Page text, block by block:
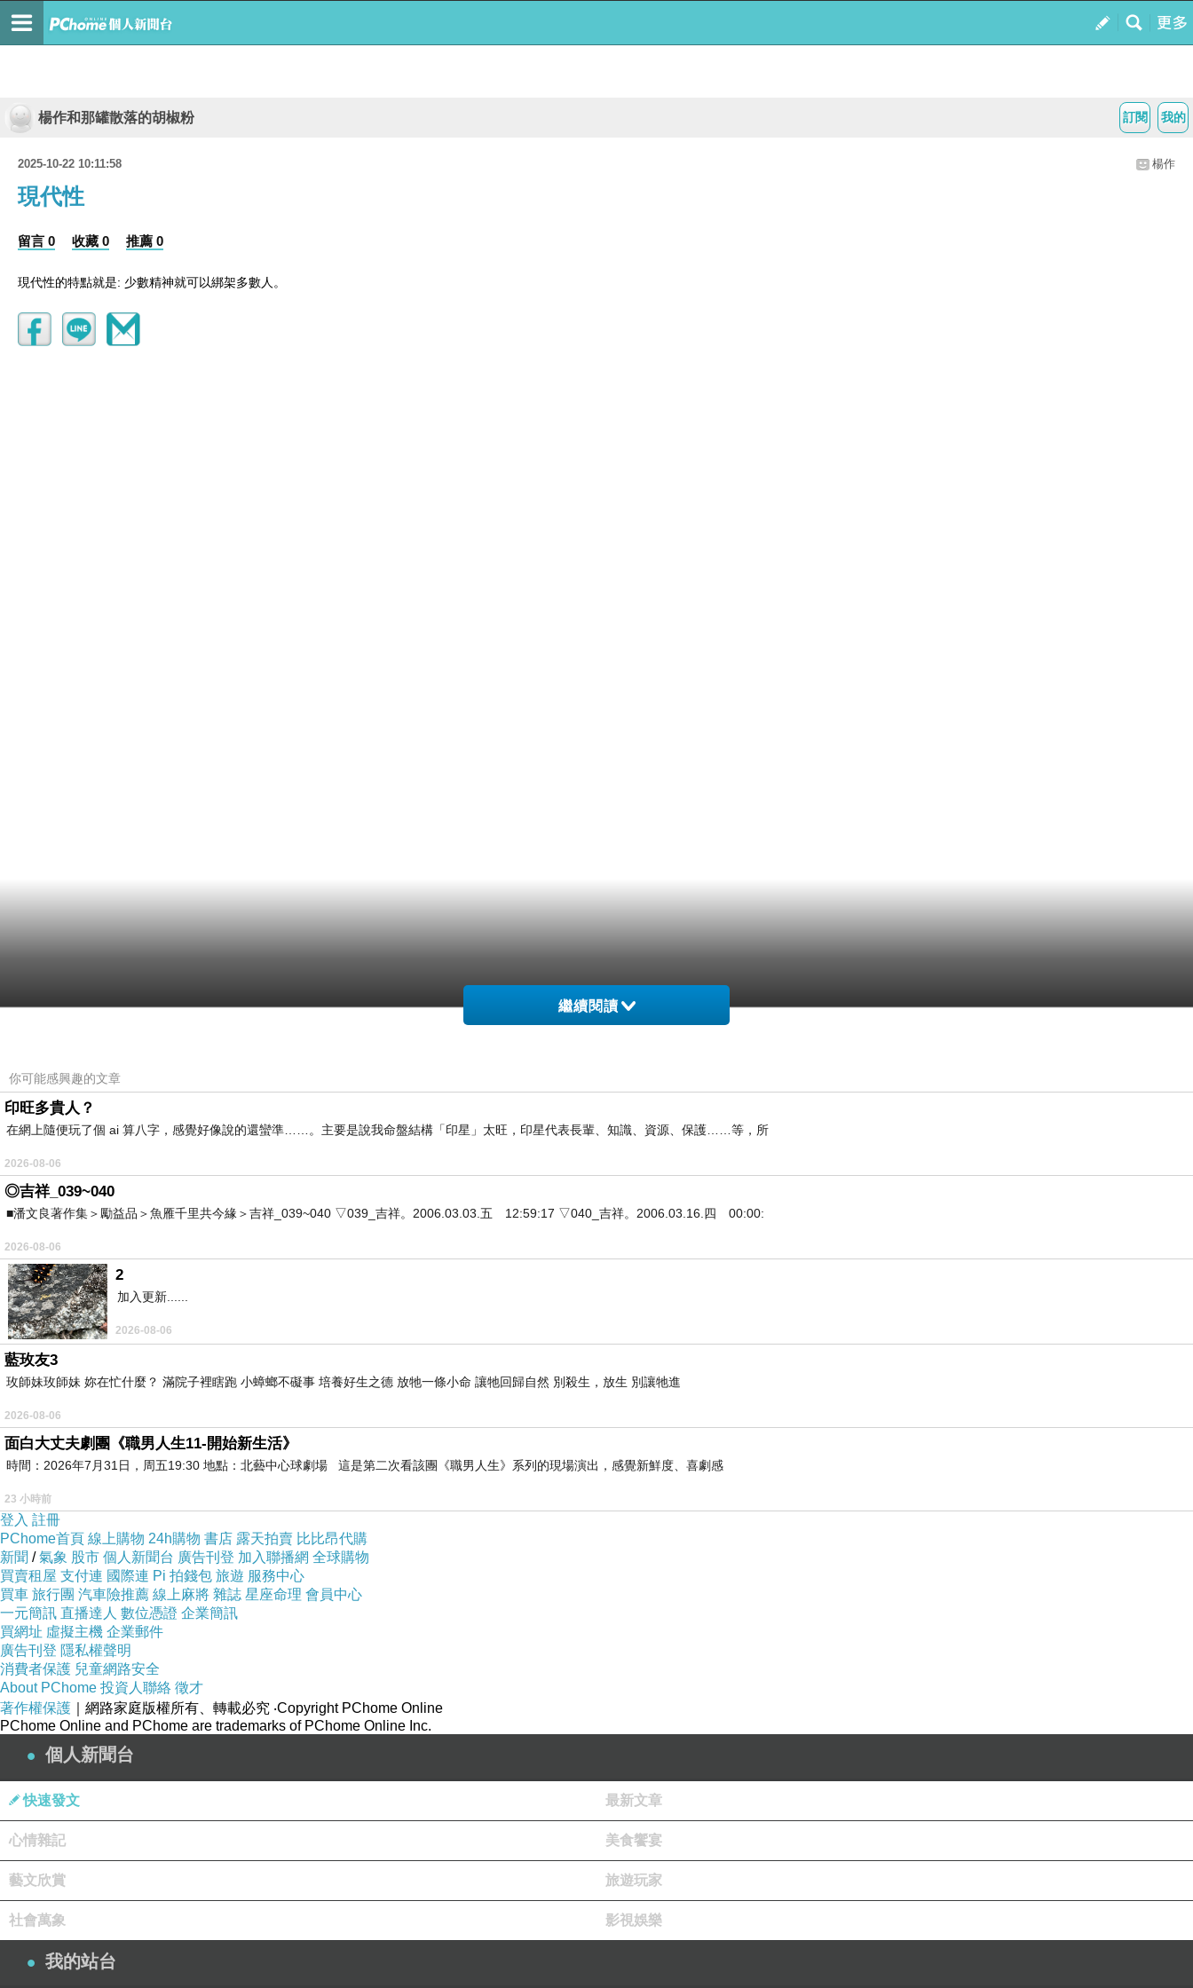
我的
訂閱
楊作和那罐散落的胡椒粉
2025-10-22 10:11:58 楊作
現代性
留言 0 收藏 0 推薦 0
現代性的特點就是: 少數精神就可以綁架多數人。
繼續閱讀
你可能感興趣的文章
印旺多貴人？
在網上隨便玩了個 ai 算八字，感覺好像說的還蠻準……。主要是說我命盤結構「印星」太旺，印星代表長輩、知識、資源、保護……等，所
2026-08-06
◎吉祥_039~040
■潘文良著作集＞勵益品＞魚雁千里共今緣＞吉祥_039~040 ▽039_吉祥。2006.03.03.五 12:59:17 ▽040_吉祥。2006.03.16.四 00:00:
2026-08-06
2
加入更新......
2026-08-06
藍玫友3
玫師妹玫師妹 妳在忙什麼？ 滿院子裡瞎跑 小蟑螂不礙事 培養好生之德 放牠一條小命 讓牠回歸自然 別殺生，放生 別讓牠進
2026-08-06
面白大丈夫劇團《職男人生11-開始新生活》
時間：2026年7月31日，周五19:30 地點：北藝中心球劇場 這是第二次看該團《職男人生》系列的現場演出，感覺新鮮度、喜劇感
23 小時前
登入 註冊
PChome首頁 線上購物 24h購物 書店 露天拍賣 比比昂代購
新聞 /氣象 股市 個人新聞台 廣告刊登 加入聯播網 全球購物
買賣租屋 支付連 國際連 Pi 拍錢包 旅遊 服務中心
買車 旅行團 汽車險推薦 線上麻將 雜誌 星座命理 會員中心
一元簡訊 直播達人 數位憑證 企業簡訊
買網址 虛擬主機 企業郵件
廣告刊登 隱私權聲明
消費者保護 兒童網路安全
About PChome 投資人聯絡 徵才
著作權保護 ｜網路家庭版權所有、轉載必究 ‧Copyright PChome Online
PChome Online and PChome are trademarks of PChome Online Inc.
個人新聞台
快速發文 最新文章
心情雜記 美食饗宴
藝文欣賞 旅遊玩家
社會萬象 影視娛樂
我的站台